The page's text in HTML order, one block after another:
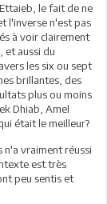
le fait de ne
l'inverse n'est pas
à voir clairement
et aussi du
les six ou sept
brillantes, des
plus ou moins
Dhiab, Amel
était le meilleur?
n'a vraiment réussi
est très
peu sentis et